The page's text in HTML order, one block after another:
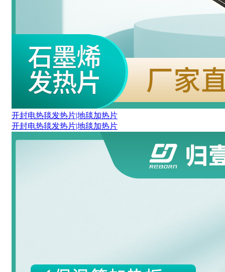
开封电热毯发热片|地毯加热片
开封电热毯发热片|地毯加热片